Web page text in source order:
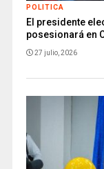
POLITICA
El presidente
posesionará en
27 julio, 2026